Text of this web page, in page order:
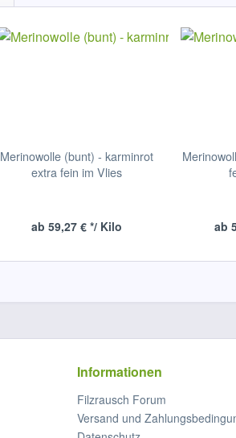
Merinowolle (bunt) - karminrot
extra fein im Vlies
ab 59,27 € */ Kilo ab
Informationen
Filzrausch Forum
Versand und